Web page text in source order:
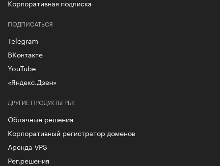
Корпоративная подписка
ДРУГИЕ ПРОДУКТЫ РБК
Облачные решения
Корпоративный регистратор доменов
Аренда VPS
Рег.решения
ПОДПИСАТЬСЯ
Telegram
ВКонтакте
YouTube
«Яндекс.Дзен»